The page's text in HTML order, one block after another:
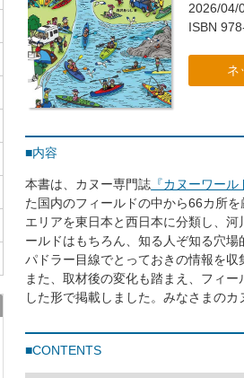
2026/04/
ISBN
ネ
■内容
本書は、カヌー専門誌 『カヌーワール
た国内のフィールドの中から66カ所
エリアを東日本と西日本に分類し、
ールドはもちろん、知る人ぞ知る穴
パドラー目線でとっておきの情報を収
また、取材後の変化も踏まえ、フィ
した形で掲載しました。みなさまの
■CONTENTS